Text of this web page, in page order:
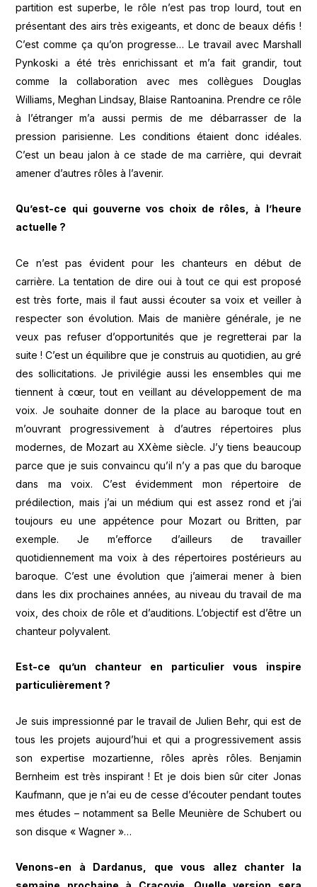
partition est superbe, le rôle n’est pas trop lourd, tout en
présentant des airs très exigeants, et donc de beaux défis !
C’est comme ça qu’on progresse… Le travail avec Marshall
Pynkoski a été très enrichissant et m’a fait grandir, tout
comme la collaboration avec mes collègues Douglas
Williams, Meghan Lindsay, Blaise Rantoanina. Prendre ce rôle
à l’étranger m’a aussi permis de me débarrasser de la
pression parisienne. Les conditions étaient donc idéales.
C’est un beau jalon à ce stade de ma carrière, qui devrait
amener d’autres rôles à l’avenir.
Qu’est-ce qui gouverne vos choix de rôles, à l’heure
actuelle ?
Ce n’est pas évident pour les chanteurs en début de
carrière. La tentation de dire oui à tout ce qui est proposé
est très forte, mais il faut aussi écouter sa voix et veiller à
respecter son évolution. Mais de manière générale, je ne
veux pas refuser d’opportunités que je regretterai par la
suite ! C’est un équilibre que je construis au quotidien, au gré
des sollicitations. Je privilégie aussi les ensembles qui me
tiennent à cœur, tout en veillant au développement de ma
voix. Je souhaite donner de la place au baroque tout en
m’ouvrant progressivement à d’autres répertoires plus
modernes, de Mozart au XXème siècle. J’y tiens beaucoup
parce que je suis convaincu qu’il n’y a pas que du baroque
dans ma voix. C’est évidemment mon répertoire de
prédilection, mais j’ai un médium qui est assez rond et j’ai
toujours eu une appétence pour Mozart ou Britten, par
exemple. Je m’efforce d’ailleurs de travailler
quotidiennement ma voix à des répertoires postérieurs au
baroque. C’est une évolution que j’aimerai mener à bien
dans les dix prochaines années, au niveau du travail de ma
voix, des choix de rôle et d’auditions. L’objectif est d’être un
chanteur polyvalent.
Est-ce qu’un chanteur en particulier vous inspire
particulièrement ?
Je suis impressionné par le travail de Julien Behr, qui est de
tous les projets aujourd’hui et qui a progressivement assis
son expertise mozartienne, rôles après rôles. Benjamin
Bernheim est très inspirant ! Et je dois bien sûr citer Jonas
Kaufmann, que je n’ai eu de cesse d’écouter pendant toutes
mes études – notamment sa Belle Meunière de Schubert ou
son disque « Wagner »…
Venons-en à Dardanus, que vous allez chanter la